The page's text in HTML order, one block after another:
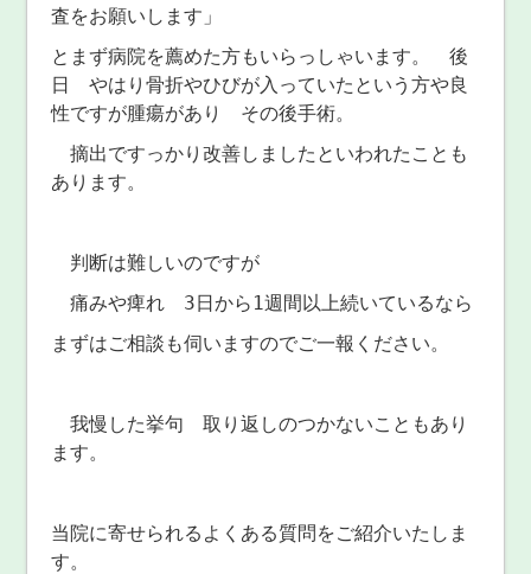
査をお願いします」
とまず病院を薦めた方もいらっしゃいます。 後
日 やはり骨折やひびが入っていたという方や良
性ですが腫瘍があり その後手術。
摘出ですっかり改善しましたといわれたことも
あります。
判断は難しいのですが
痛みや痺れ 3日から1週間以上続いているなら
まずはご相談も伺いますのでご一報ください。
我慢した挙句 取り返しのつかないこともあり
ます。
当院に寄せられるよくある質問をご紹介いたしま
す。